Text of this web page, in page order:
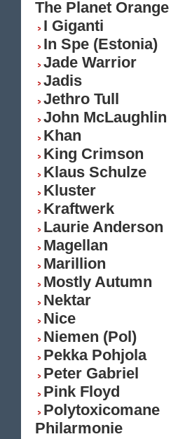
The Planet Orange
I Giganti
In Spe (Estonia)
Jade Warrior
Jadis
Jethro Tull
John McLaughlin
Khan
King Crimson
Klaus Schulze
Kluster
Kraftwerk
Laurie Anderson
Magellan
Marillion
Mostly Autumn
Nektar
Nice
Niemen (Pol)
Pekka Pohjola
Peter Gabriel
Pink Floyd
Polytoxicomane
Philarmonie